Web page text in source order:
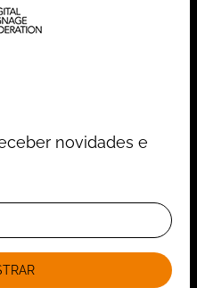
novidades e